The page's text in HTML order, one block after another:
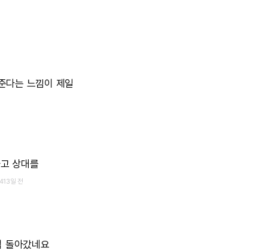
다는 느낌이 제일
상대를
413일 전
돌아갔네요